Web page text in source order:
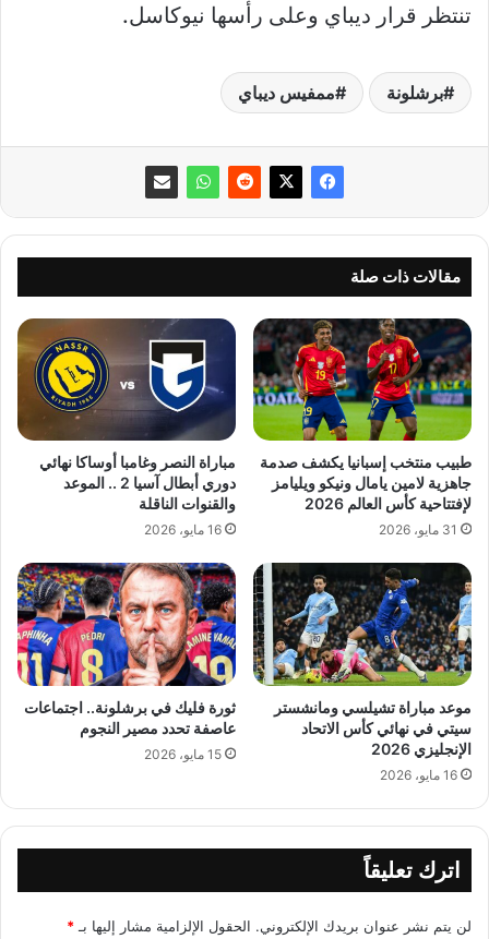
تنتظر قرار ديباي وعلى رأسها نيوكاسل.
برشلونة ممفيس ديباي
مقالات ذات صلة
طبيب منتخب إسبانيا يكشف صدمة
جاهزية لامين يامال ونيكو ويليامز
لإفتتاحية كأس العالم 2026
31 مايو، 2026
مباراة النصر وغامبا أوساكا نهائي
دوري أبطال آسيا 2 .. الموعد
والقنوات الناقلة
16 مايو، 2026
موعد مباراة تشيلسي ومانشستر
سيتي في نهائي كأس الاتحاد
الإنجليزي 2026
16 مايو، 2026
ثورة فليك في برشلونة.. اجتماعات
عاصفة تحدد مصير النجوم
15 مايو، 2026
اترك تعليقاً
لن يتم نشر عنوان بريدك الإلكتروني. الحقول الإلزامية مشار إليها بـ *